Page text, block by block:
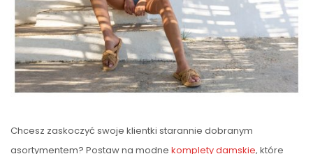
Chcesz zaskoczyć swoje klientki starannie dobranym
asortymentem? Postaw na modne komplety damskie, które